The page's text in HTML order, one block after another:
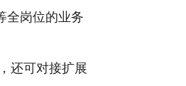
全岗位的业务
还可对接扩展